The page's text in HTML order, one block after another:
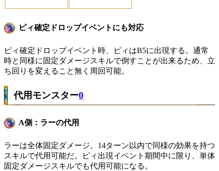
ピィ確定ドロップイベントにも対応
ピィ確定ドロップイベント時、ピィはB5に出現する。通常
時と同様に固定ダメージスキルで倒すことが出来るため、立
ち回りを変えること無く周回可能。
代用モンスター0
A側：ラーの代用
ラーは全体固定ダメージ。14ターン以内で同様の効果を持つ
スキルで代用可能だ。ピィ出現イベント期間中に限り、単体
固定ダメージスキルでも代用可能になる。